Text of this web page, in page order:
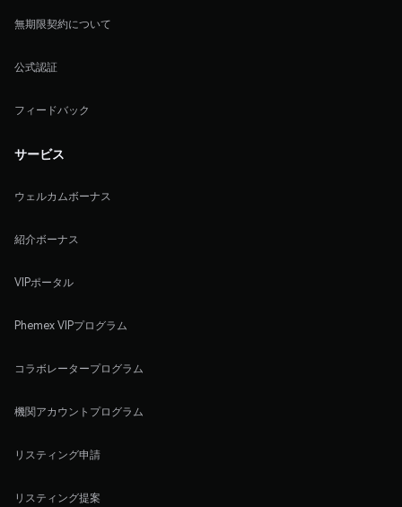
無期限契約について
公式認証
フィードバック
サービス
ウェルカムボーナス
紹介ボーナス
VIPポータル
Phemex VIPプログラム
コラボレータープログラム
機関アカウントプログラム
リスティング申請
リスティング提案